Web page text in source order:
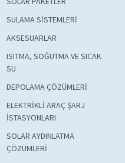
SULAMA SİSTEMLERİ
AKSESUARLAR
ISITMA, SOĞUTMA VE SICAK
SU
DEPOLAMA ÇÖZÜMLERİ
ELEKTRİKLİ ARAÇ ŞARJ
İSTASYONLARI
SOLAR AYDINLATMA
ÇÖZÜMLERİ